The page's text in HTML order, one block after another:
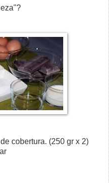
cobertura. (250 gr x 2)